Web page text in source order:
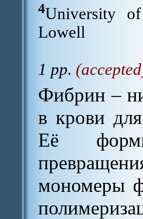
4University
Lowell
1 pp.
Фибрин –
в крови
Её
мономеры